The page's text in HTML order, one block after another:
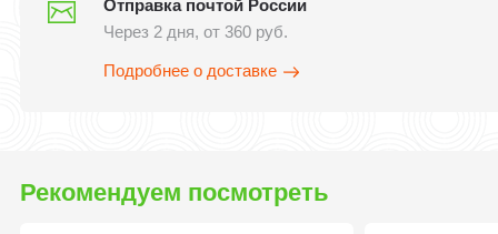
Отправка почтой России
Через 2 дня, от 360 руб.
Подробнее о доставке
Рекомендуем посмотреть